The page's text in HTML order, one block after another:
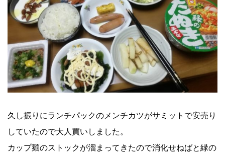
久し振りにランチパックのメンチカツがサミットで安売り
していたので大人買いしました。
カップ麺のストックが溜まってきたので消化せねばと緑の